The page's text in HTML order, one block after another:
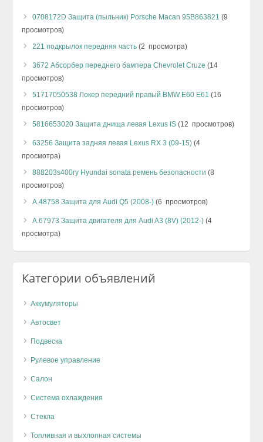
0708172D Защита (пыльник) Porsche Macan 95B863821 (9
просмотров)
221 подкрылок передняя часть (2 просмотра)
3672 Абсорбер переднего бампера Chevrolet Cruze (14
просмотров)
51717050538 Локер передний правый BMW E60 E61 (16
просмотров)
5816653020 Защита днища левая Lexus IS (12 просмотров)
63256 Защита задняя левая Lexus RX 3 (09-15) (4
просмотра)
888203s400ry Hyundai sonata ремень безопасности (8
просмотров)
А.48758 Защита для Audi Q5 (2008-) (6 просмотров)
А.67973 Защита двигателя для Audi A3 (8V) (2012-) (4
просмотра)
Категории объявлений
Аккумуляторы
Автосвет
Подвеска
Рулевое управление
Салон
Система охлаждения
Стекла
Топливная и выхлопная системы